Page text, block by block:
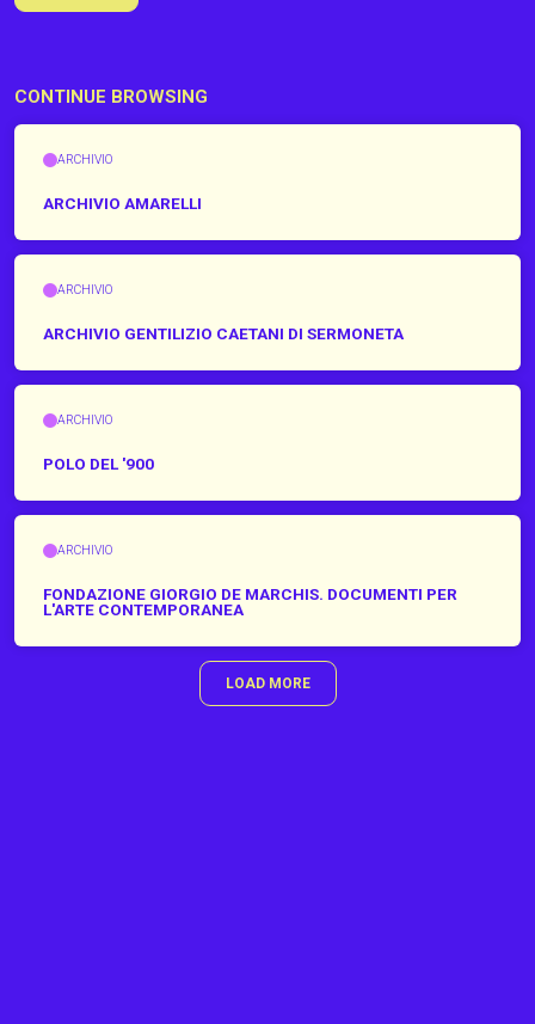
CONTINUE BROWSING
ARCHIVIO
ARCHIVIO AMARELLI
ARCHIVIO
ARCHIVIO GENTILIZIO CAETANI DI SERMONETA
ARCHIVIO
POLO DEL '900
ARCHIVIO
FONDAZIONE GIORGIO DE MARCHIS. DOCUMENTI PER
L'ARTE CONTEMPORANEA
LOAD MORE